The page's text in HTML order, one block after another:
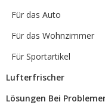
Für das Auto
Für das Wohnzimmer
Für Sportartikel
Lufterfrischer
Lösungen Bei